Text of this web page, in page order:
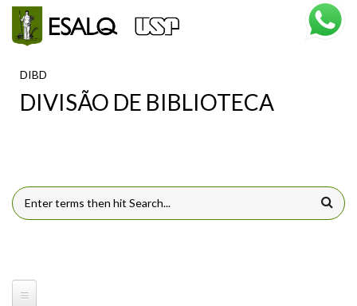
Pular para o conteúdo principal
DIBD
DIVISÃO DE BIBLIOTECA
FORMULÁRIO DE BUSCA